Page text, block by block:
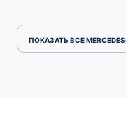
ПОКАЗАТЬ ВСЕ